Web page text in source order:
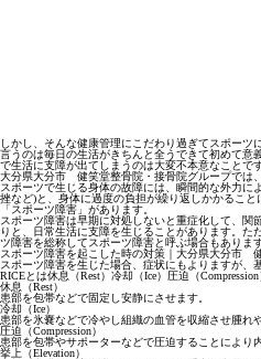
しかし、そんな健康管理にこだわり過ぎてスポーツ
言うのは毎日の生活がきちんと全うできて初めて意
で生活に支障が出てしまうのは大変不本意なことです
大分県大分市 健笑堂整骨院・接骨院グループでは
スポーツで生じる身体の故障には、瞬間的な外力に
挫など)と、身体に過度の負担が繰り返しかかるこ
「スポーツ障害」があります。
スポーツ障害は早期に対処しないと重症化して、関
りと、日常生活に支障を生じることがあります。た
ツ障害を総称してスポーツ障害と呼ぶ場合もあります
スポーツ障害を起こした時の対策｜大分県大分市
スポーツ障害を生じた場合、症状にもよりますが、
RICEとは休息（Rest）冷却（Ice）圧迫（
休息（Rest）
患部を包帯などで固定し安静にさせます。
冷却（Ice）
患部を氷嚢などで冷やし組織の血管を収縮させ腫れ
圧迫（Compression）
患部を包帯やサポーターなどで圧迫することにより
挙上（Elevation）